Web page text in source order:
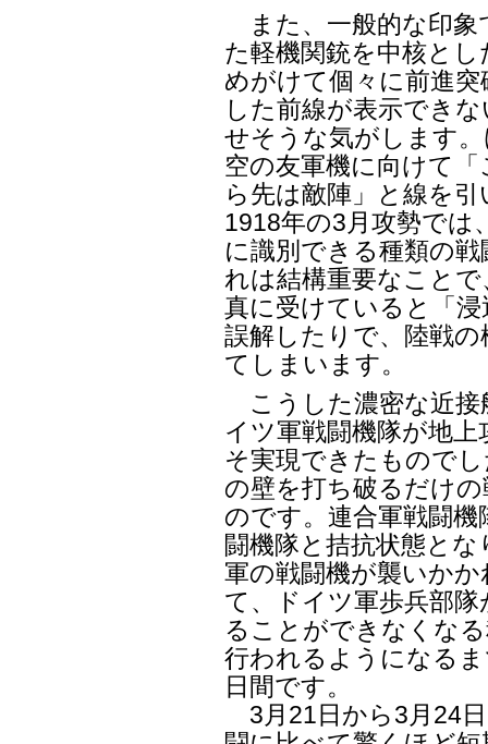
また、一般的な印象
た軽機関銃を中核と
めがけて個々に前進
した前線が表示でき
せそうな気がします
空の友軍機に向けて
ら先は敵陣」と線を
1918年の3月攻勢では
に識別できる種類の
れは結構重要なこと
真に受けていると「
誤解したりで、陸戦
てしまいます。
こうした濃密な近接
イツ軍戦闘機隊が地
そ実現できたもので
の壁を打ち破るだけ
のです。連合軍戦闘
闘機隊と拮抗状態と
軍の戦闘機が襲いか
て、ドイツ軍歩兵部
ることができなくな
行われるようになる
日間です。
3月21日から3月24